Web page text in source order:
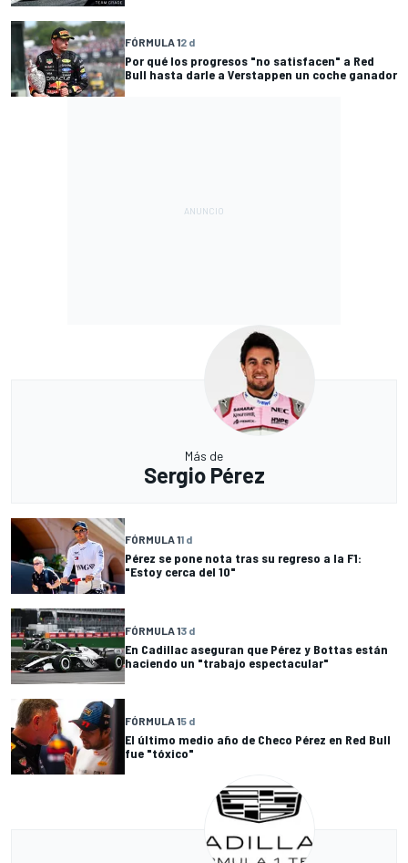
FÓRMULA 12 d
Por qué los progresos "no satisfacen" a Red
Bull hasta darle a Verstappen un coche ganador
Más de
Sergio Pérez
FÓRMULA 11 d
Pérez se pone nota tras su regreso a la F1:
"Estoy cerca del 10"
FÓRMULA 13 d
En Cadillac aseguran que Pérez y Bottas están
haciendo un "trabajo espectacular"
FÓRMULA 15 d
El último medio año de Checo Pérez en Red Bull
fue "tóxico"